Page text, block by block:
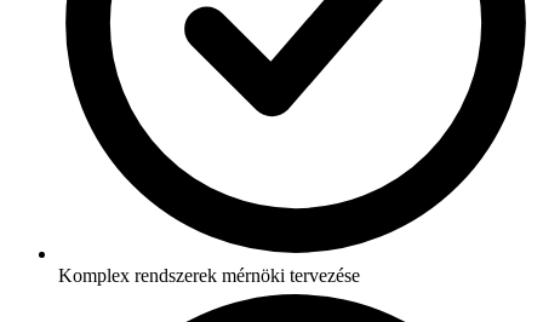
Komplex rendszerek mérnöki tervezése